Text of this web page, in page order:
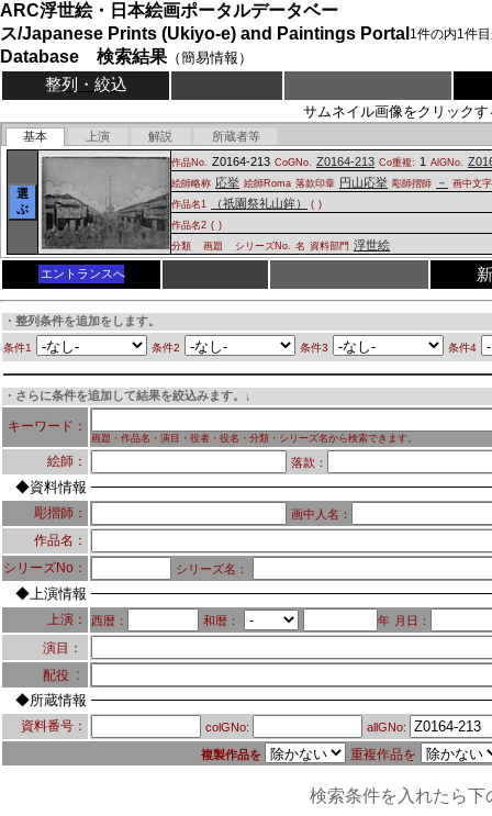
ARC浮世絵・日本絵画ポータルデータベー
ス/Japanese Prints (Ukiyo-e) and Paintings Portal
Database 検索結果（簡易情報）
1件の内1件
整列・絞込
サムネイル画像をクリック
基本 上演 解説 所蔵者等
選
ぶ
作品No. Z0164-213 CoGNo. Z0164-213 Co重複: 1 AlGNo.
絵師略称 応挙 絵師Roma 落款印章 円山応挙 彫師摺師 －
画中文
作品名1
（祇園祭礼山鉾） ( )
作品名2 ( )
分類
画題 シリーズNo. 名 資料部門 浮世絵
エントランスへ
・整列条件を追加をします。
条件1 条件2 条件3 条件4
・さらに条件を追加して結果を絞込みます。↓
キーワード：
画題・作品名・演目・役者・役名・分類・シリーズ名から検索できます。
絵師： 落款：
◆資料情報
彫摺師： 画中人名：
作品名：
シリーズNo：
シリーズ名：
◆上演情報
上演： 西暦： 和暦： 年 月日：
演目：
配役 ：
◆所蔵情報
資料番号： colGNo: allGNo:
複製作品を 重複作品を
検索条件を入れたら